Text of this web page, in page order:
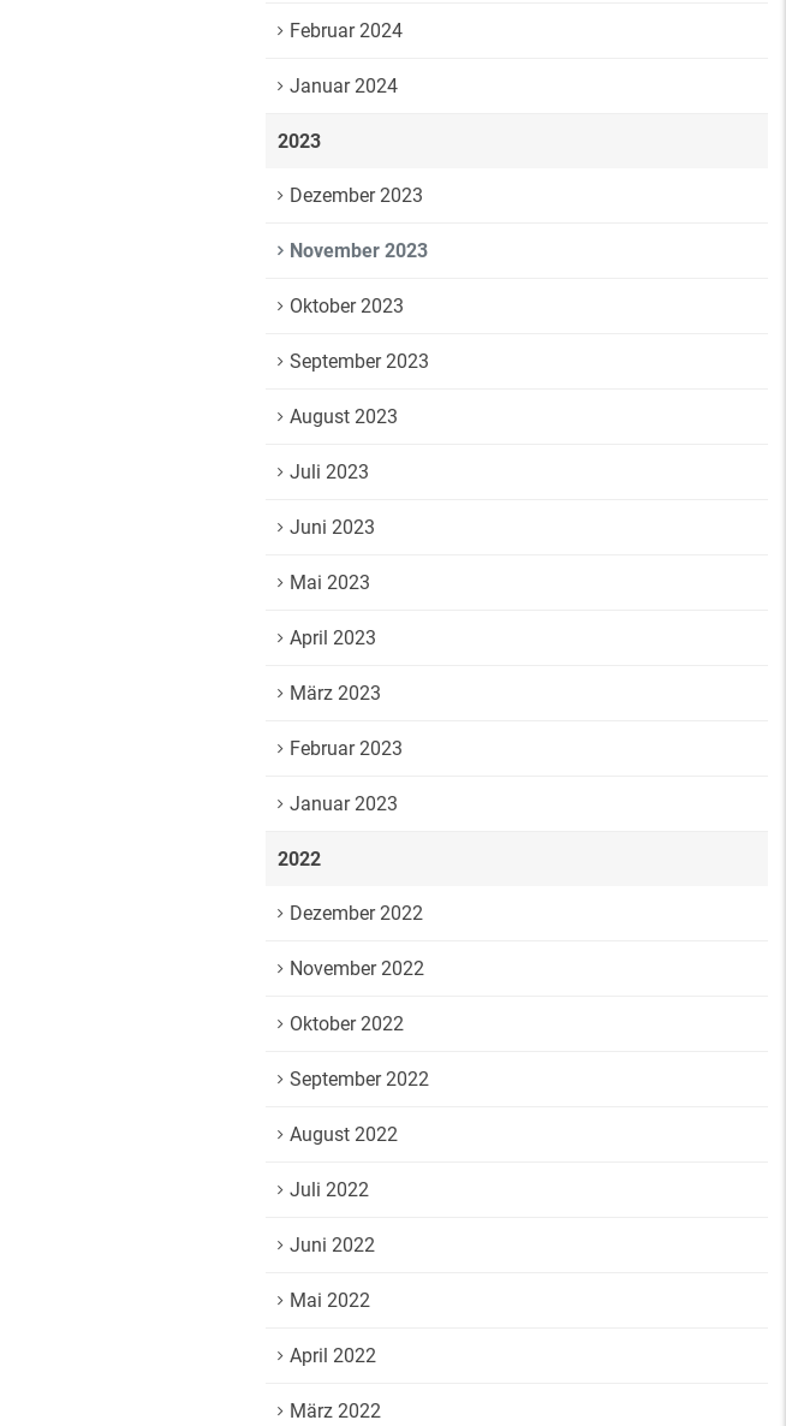
Februar 2024
Januar 2024
2023
Dezember 2023
November 2023
Oktober 2023
September 2023
August 2023
Juli 2023
Juni 2023
Mai 2023
April 2023
März 2023
Februar 2023
Januar 2023
2022
Dezember 2022
November 2022
Oktober 2022
September 2022
August 2022
Juli 2022
Juni 2022
Mai 2022
April 2022
März 2022